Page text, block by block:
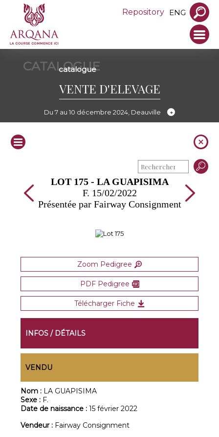
Repository ENG
CATALOGUE
catalogue
VENTE D'ELEVAGE
Du 7 au 10 décembre 2024, Deauville
LOT 175 - LA GUAPISIMA
F. 15/02/2022
Présentée par Fairway Consignment
Zoom Pedigree
PDF Pedigree
Télécharger Fiche
INFOS / DÉTAILS
VENDU
Nom : LA GUAPISIMA
Sexe : F.
Date de naissance :15 février 2022
Vendeur : Fairway Consignment